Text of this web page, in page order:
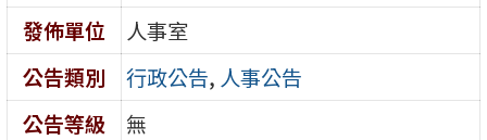
發佈單位
人事室
公告類別
行政公告, 人事公告
公告等級
無